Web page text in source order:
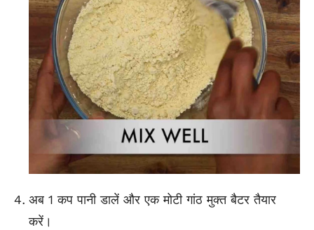
अब 1 कप पानी डालें और एक मोटी गांठ मुक्त बैटर तैयार
करें।